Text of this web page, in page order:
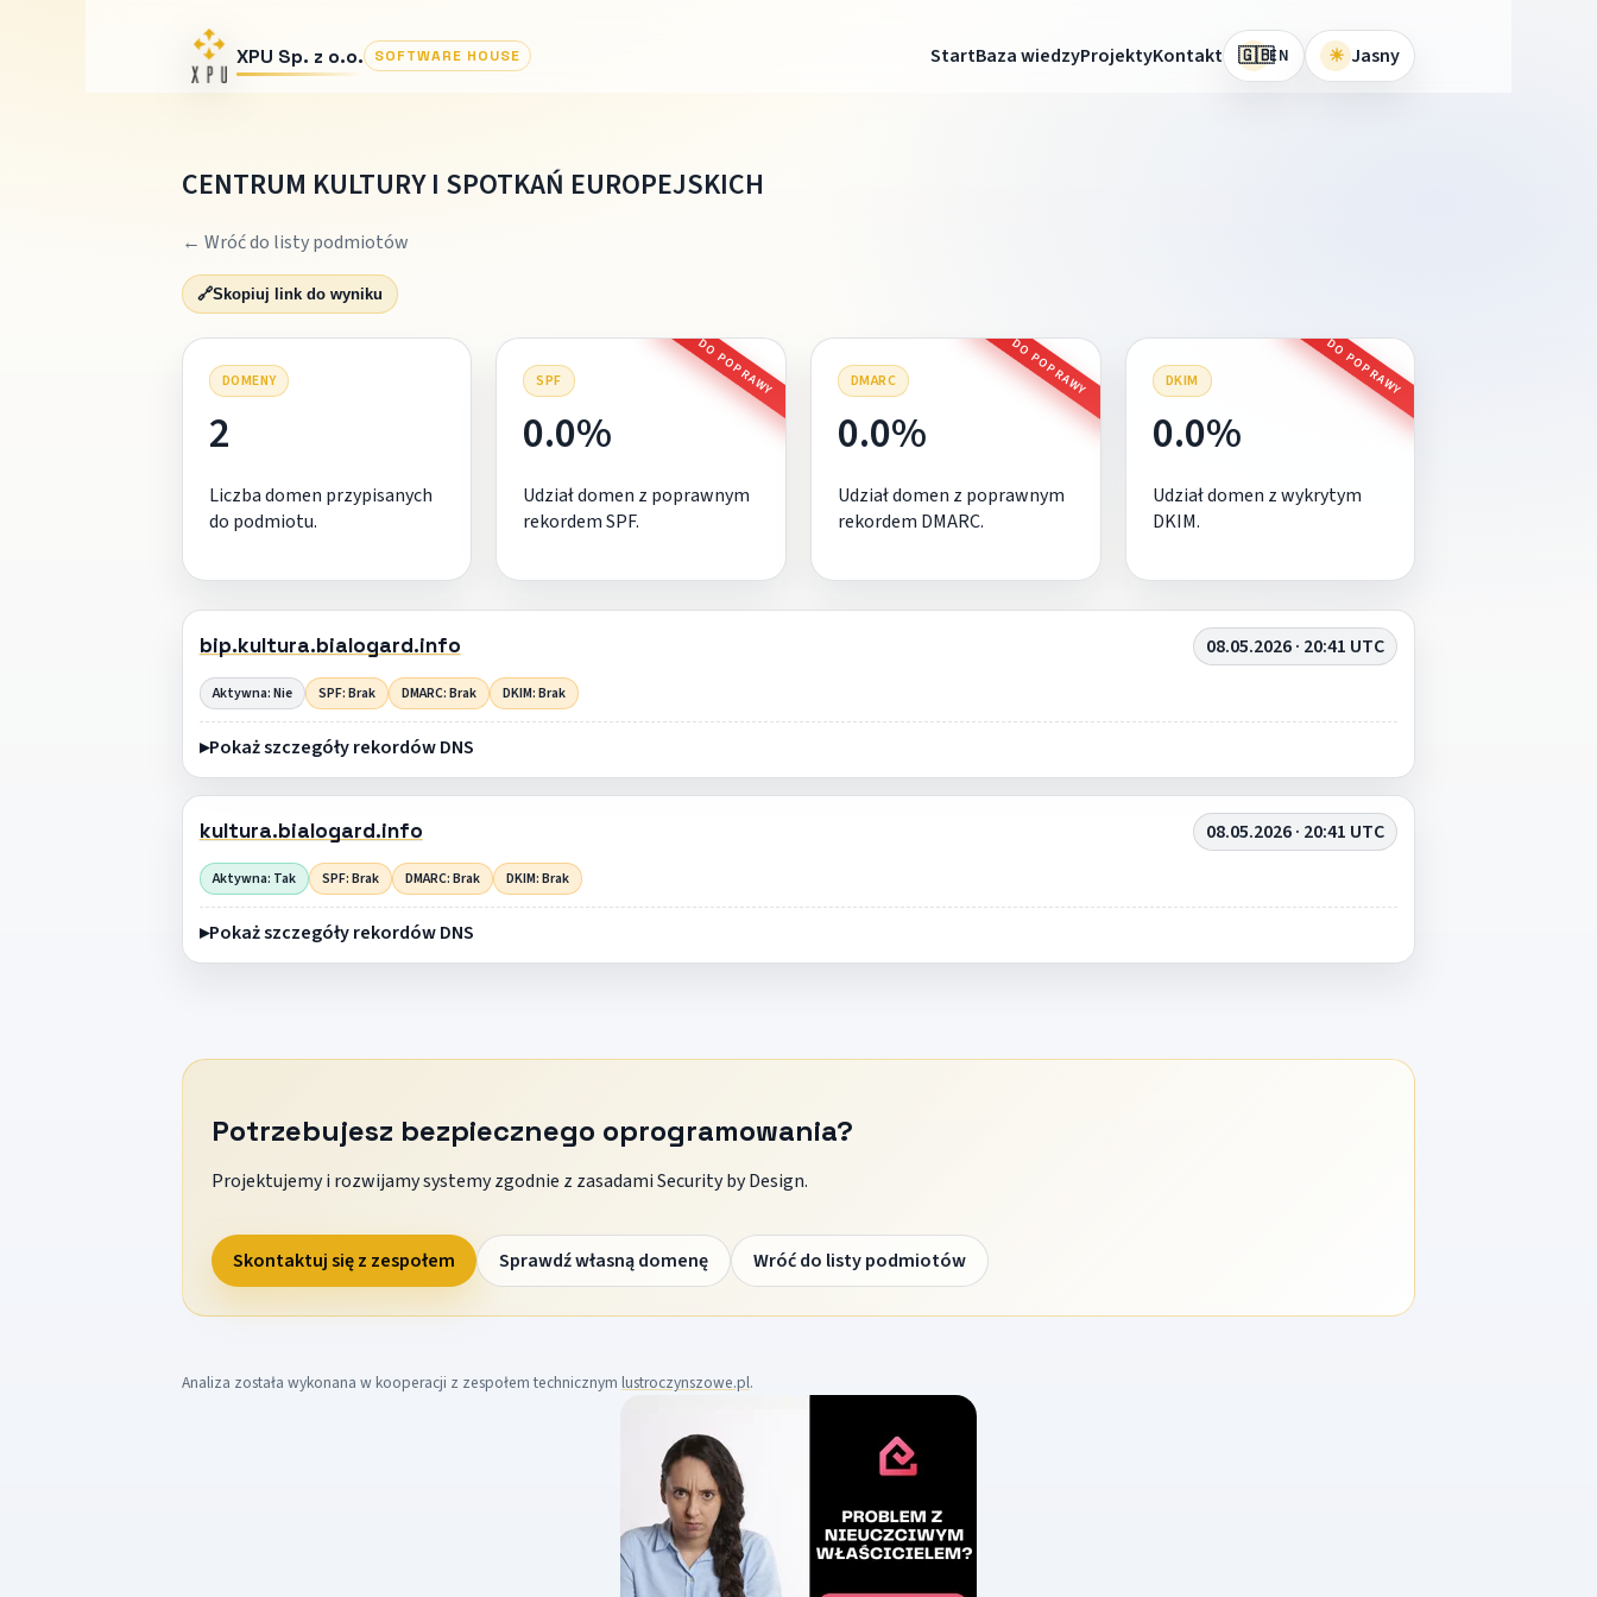
XPU Sp. z o.o. SOFTWARE HOUSE StartBaza wiedzyProjektyKontakt 🇬🇧EN ☀ Jasny
CENTRUM KULTURY I SPOTKAŃ EUROPEJSKICH
← Wróć do listy podmiotów
🔗Skopiuj link do wyniku
DOMENY
2
Liczba domen przypisanych
do podmiotu.
SPF DO POPRAWY
0.0%
Udział domen z poprawnym
rekordem SPF.
DMARC DO POPRAWY
0.0%
Udział domen z poprawnym
rekordem DMARC.
DKIM DO POPRAWY
0.0%
Udział domen z wykrytym
DKIM.
bip.kultura.bialogard.info 08.05.2026 · 20:41 UTC
Aktywna: Nie SPF: Brak DMARC: Brak DKIM: Brak
Pokaż szczegóły rekordów DNS
kultura.bialogard.info 08.05.2026 · 20:41 UTC
Aktywna: Tak SPF: Brak DMARC: Brak DKIM: Brak
Pokaż szczegóły rekordów DNS
Potrzebujesz bezpiecznego oprogramowania?
Projektujemy i rozwijamy systemy zgodnie z zasadami Security by Design.
Skontaktuj się z zespołem Sprawdź własną domenę Wróć do listy podmiotów
Analiza została wykonana w kooperacji z zespołem technicznym lustroczynszowe.pl.